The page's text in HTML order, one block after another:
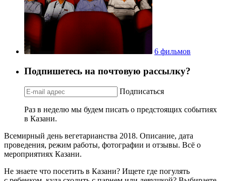
6 фильмов
Подпишетесь на почтовую рассылку?
Подписаться
Раз в неделю мы будем писать о предстоящих событиях
в Казани.
Всемирный день вегетарианства 2018. Описание, дата
проведения, режим работы, фотографии и отзывы. Всё о
мероприятиях Казани.
Не знаете что посетить в Казани? Ищете где погулять